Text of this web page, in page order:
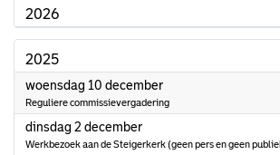
2026
2025
woensdag 10 december2025
Reguliere commissievergadering
dinsdag 2 december2025
Werkbezoek aan de Steigerkerk (geen pers en geen